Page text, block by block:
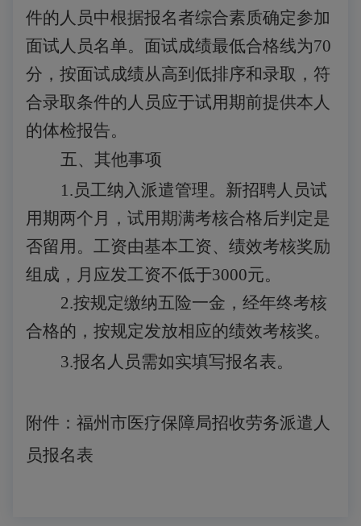
件的人员中根据报名者综合素质确定参加
面试人员名单。 面试成绩最低合格线为70
分，按面试成绩从高到低排序和录取，符
合录取条件的人员应于试用期前提供本人
的体检报告。
五、其他事项
1.员工纳入派遣管理。新招聘人员试
用期两个月
，试用期满考核合格后判定是
否留用。工资由基本工资、绩效考核奖励
组成，月应发工资不低于3000元。
2.按规定缴纳五险一金，经年终考核
合格的，按规定发放相应的绩效考核奖。
3.报名人员需如实填写报名表。
附件：福州市医疗保障局招收劳务派遣人
员报名表